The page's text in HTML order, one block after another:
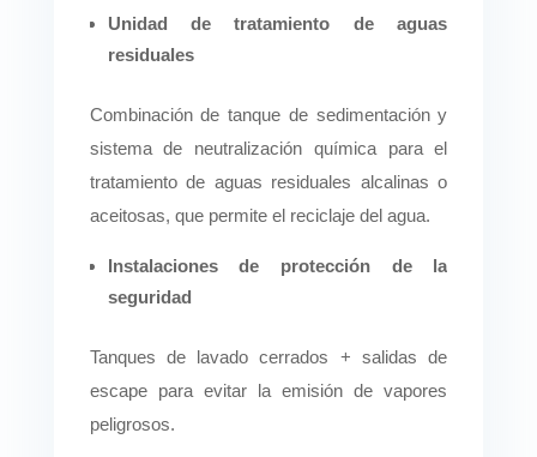
Unidad de tratamiento de aguas
residuales
Combinación de tanque de sedimentación y
sistema de neutralización química para el
tratamiento de aguas residuales alcalinas o
aceitosas, que permite el reciclaje del agua.
Instalaciones de protección de la
seguridad
Tanques de lavado cerrados + salidas de
escape para evitar la emisión de vapores
peligrosos.